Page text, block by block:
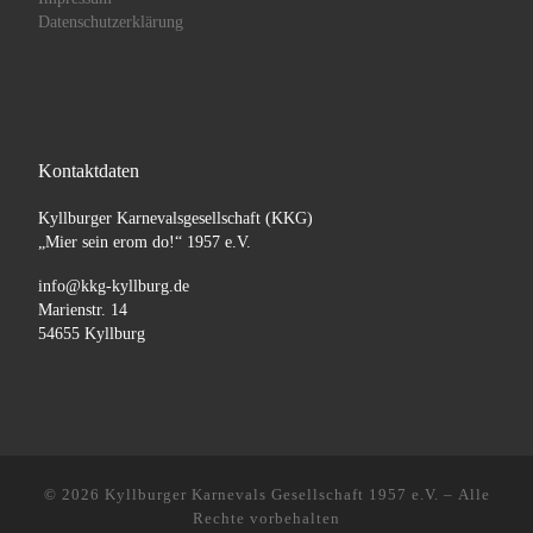
Datenschutzerklärung
Kontaktdaten
Kyllburger Karnevalsgesellschaft (KKG)
„Mier sein erom do!“ 1957 e.V.
info@kkg-kyllburg.de
Marienstr. 14
54655 Kyllburg
© 2026 Kyllburger Karnevals Gesellschaft 1957 e.V. – Alle
Rechte vorbehalten